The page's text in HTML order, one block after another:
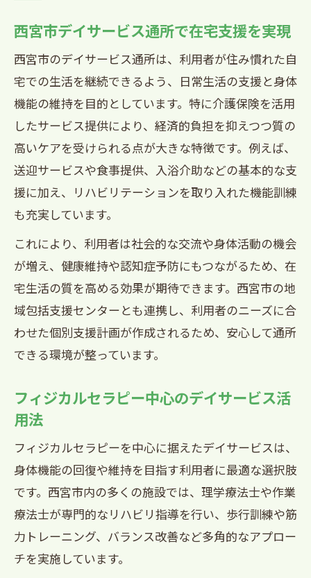
西宮市デイサービス通所で在宅支援を実現
西宮市のデイサービス通所は、利用者が住み慣れた自
宅での生活を継続できるよう、日常生活の支援と身体
機能の維持を目的としています。特に介護保険を活用
したサービス提供により、経済的負担を抑えつつ質の
高いケアを受けられる点が大きな特徴です。例えば、
送迎サービスや食事提供、入浴介助などの基本的な支
援に加え、リハビリテーションを取り入れた機能訓練
も充実しています。
これにより、利用者は社会的な交流や身体活動の機会
が増え、健康維持や認知症予防にもつながるため、在
宅生活の質を高める効果が期待できます。西宮市の地
域包括支援センターとも連携し、利用者のニーズに合
わせた個別支援計画が作成されるため、安心して通所
できる環境が整っています。
フィジカルセラピー中心のデイサービス活
用法
フィジカルセラピーを中心に据えたデイサービスは、
身体機能の回復や維持を目指す利用者に最適な選択肢
です。西宮市内の多くの施設では、理学療法士や作業
療法士が専門的なリハビリ指導を行い、歩行訓練や筋
力トレーニング、バランス改善など多角的なアプロー
チを実施しています。